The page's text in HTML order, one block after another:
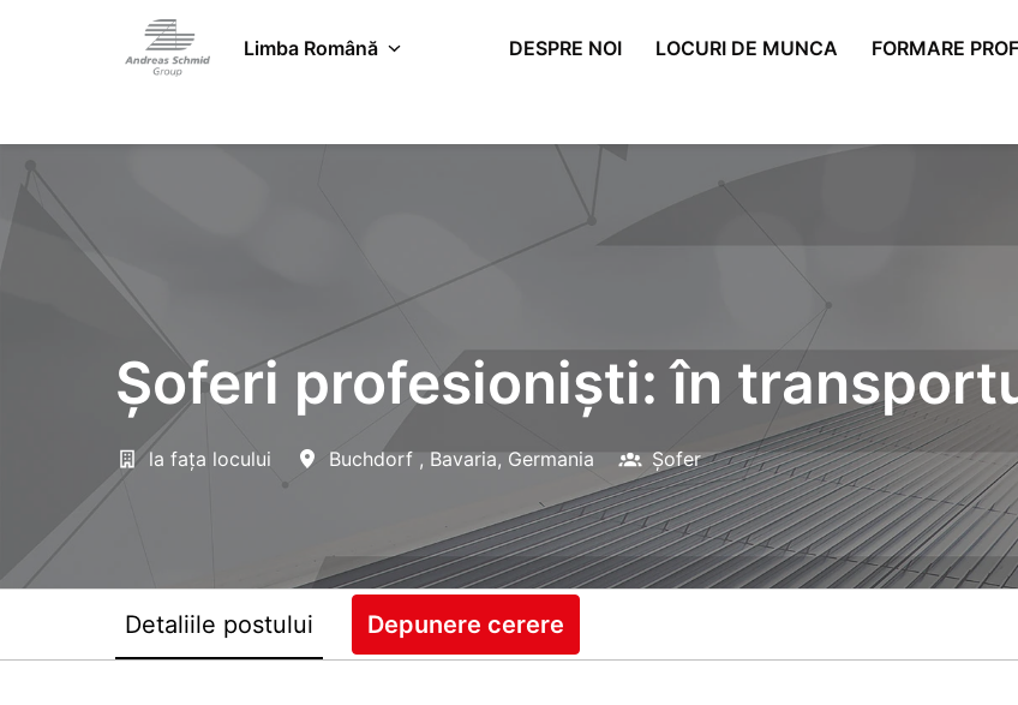
Pagina de pornire
Limba Română DESPRE NOI LOCURI DE MUNCA FORMARE
Șoferi profesioniști: în
la fața locului Buchdorf , Bavaria, Germania Șofer
Detaliile postului Depunere cerere